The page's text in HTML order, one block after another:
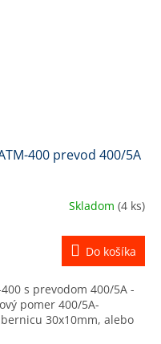
400 prevod 400/5A
Skladom (4 ks)
Do košíka
s prevodom 400/5A -
pomer 400/5A-
30x10mm, alebo